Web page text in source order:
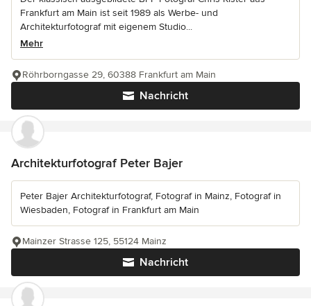
Frankfurt am Main ist seit 1989 als Werbe- und
Architekturfotograf mit eigenem Studio...
Mehr
Nachricht
Röhrborngasse 29, 60388 Frankfurt am Main
Architekturfotograf Peter Bajer
Peter Bajer Architekturfotograf, Fotograf in Mainz, Fotograf in
Wiesbaden, Fotograf in Frankfurt am Main
Nachricht
Mainzer Strasse 125, 55124 Mainz